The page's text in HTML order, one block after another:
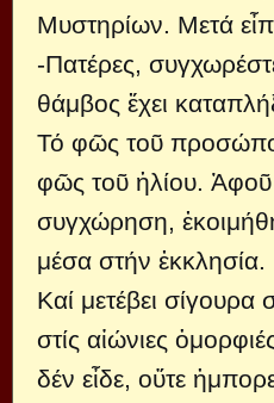
Μυστηρίων. Μετά
-Πατέρες,
θάμβος ἔχει
Τό φῶς τοῦ
φῶς τοῦ ἡλίου. Ἀφοῦ
συγχώρηση,
μέσα στήν ἐκκλησία.
Καί μετέβει σίγουρα
στίς αἰώνιες
δέν εἶδε, οὔτε